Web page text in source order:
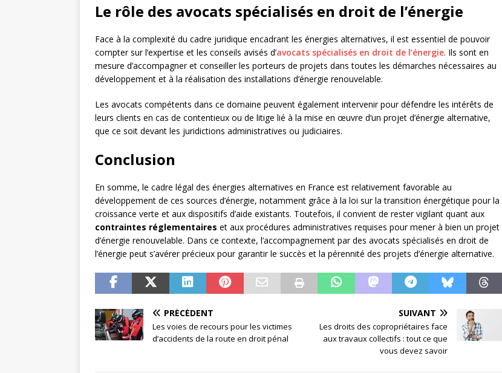
Le rôle des avocats spécialisés en droit de l’énergie
Face à la complexité du cadre juridique encadrant les énergies alternatives, il est essentiel de pouvoir
compter sur l’expertise et les conseils avisés d’avocats spécialisés en droit de l’énergie. Ils sont en
mesure d’accompagner et conseiller les porteurs de projets dans toutes les démarches nécessaires au
développement et à la réalisation des installations d’énergie renouvelable.
Les avocats compétents dans ce domaine peuvent également intervenir pour défendre les intérêts de
leurs clients en cas de contentieux ou de litige lié à la mise en œuvre d’un projet d’énergie alternative,
que ce soit devant les juridictions administratives ou judiciaires.
Conclusion
En somme, le cadre légal des énergies alternatives en France est relativement favorable au
développement de ces sources d’énergie, notamment grâce à la loi sur la transition énergétique pour la
croissance verte et aux dispositifs d’aide existants. Toutefois, il convient de rester vigilant quant aux
contraintes réglementaires et aux procédures administratives requises pour mener à bien un projet
d’énergie renouvelable. Dans ce contexte, l’accompagnement par des avocats spécialisés en droit de
l’énergie peut s’avérer précieux pour garantir le succès et la pérennité des projets d’énergie alternative.
PRÉCÉDENT
Les voies de recours pour les victimes
d’accidents de la route en droit pénal
SUIVANT
Les droits des copropriétaires face
aux travaux collectifs : tout ce que
vous devez savoir